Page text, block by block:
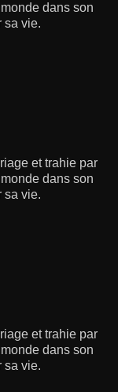
dans son
sa vie.
et trahie par
dans son
sa vie.
et trahie par
dans son
sa vie.